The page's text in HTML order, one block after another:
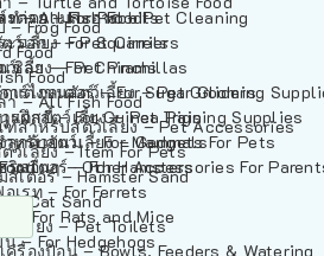
– Frog Food
Food
Food
า – All Fish Food
สำหรับสัตว์เลี้ยง – Pet Accessories
ว์เลี้ยง – Item For Pets
เตอร์ – Hamster Sand
– Cat Sand
ว์เลี้ยง – Pet Toilets
ครื่องป้อน – Bowls, Feeders & Watering
า – All Fish Food
ำความสะอาด – Pet Cleaning
ว์เลี้ยง – Pet Carriers
ว์เลี้ยง – Pet Prams
แต่งขนสัตว์เลี้ยง – Pet Grooming
รฝึกสัตว์เลี้ยง – Pet Training Supplies
หรับสัตว์เลี้ยง – Gadgets For Pets
ริมอื่นๆ – Other Accessories For
ะต่าย – For Rabbits
ะรอก – For Squirrels
ชิล่า – For Chinchillas
าร์ไกลเดอร์ – For Sugar Gliders
แกสบี้ – For Guinea Pigs
ลูกด้วยนม – For Mammals
สเตอร์ – For Hamsters
เรท – For Ferrets
– For Rats and Mice
– For Hedgehogs